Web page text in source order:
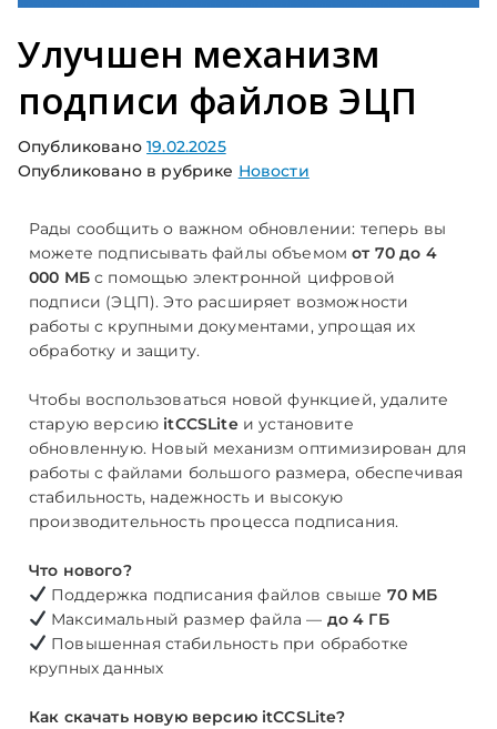
Улучшен механизм
подписи файлов ЭЦП
Опубликовано19.02.2025
Опубликовано в рубрике Новости
Рады сообщить о важном обновлении: теперь вы
можете подписывать файлы объемомот 70 до 4
000 МБс помощью электронной цифровой
подписи (ЭЦП). Это расширяет возможности
работы с крупными документами, упрощая их
обработку и защиту.
Чтобы воспользоваться новой функцией, удалите
старую версию itCCSLiteи установите
обновленную. Новый механизм оптимизирован для
работы с файлами большого размера, обеспечивая
стабильность, надежность и высокую
производительность процесса подписания.
Что нового?
Поддержка подписания файлов свыше 70 МБ
Максимальный размер файла — до 4 ГБ
Повышенная стабильность при обработке
крупных данных
Как скачать новую версию itCCSLite?